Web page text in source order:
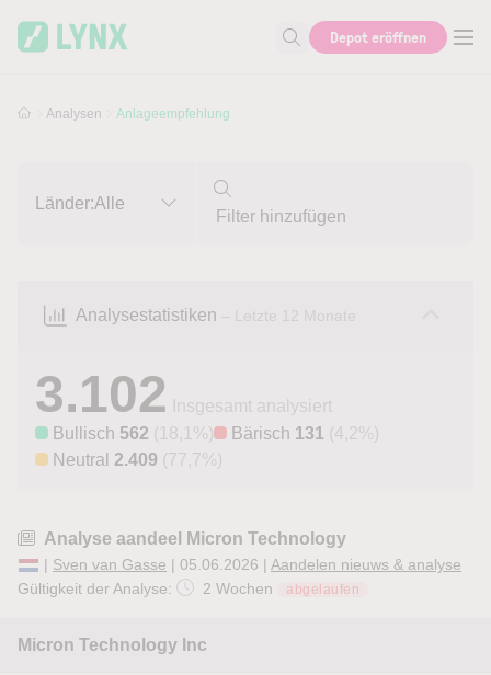
Suche nach Aktie, Autor...
Depot eröffnen
Analysen Anlageempfehlung
Länder:Alle
Analysestatistiken – Letzte 12 Monate
3.102
Insgesamt analysiert
Bullisch 562 (18,1%) Bärisch 131 (4,2%)
Neutral 2.409 (77,7%)
Analyse aandeel Micron Technology
| Sven van Gasse | 05.06.2026 | Aandelen nieuws & analyse
Gültigkeit der Analyse:
2 Wochen abgelaufen
Micron Technology Inc